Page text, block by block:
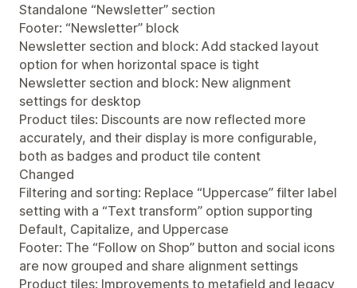
Standalone “Newsletter” section
Footer: “Newsletter” block
Newsletter section and block: Add stacked layout
option for when horizontal space is tight
Newsletter section and block: New alignment
settings for desktop
Product tiles: Discounts are now reflected more
accurately, and their display is more configurable,
both as badges and product tile content
Changed
Filtering and sorting: Replace “Uppercase” filter label
setting with a “Text transform” option supporting
Default, Capitalize, and Uppercase
Footer: The “Follow on Shop” button and social icons
are now grouped and share alignment settings
Product tiles: Improvements to metafield and legacy